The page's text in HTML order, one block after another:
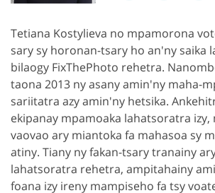
Tetiana Kostylieva no mpamorona
sary sy horonan-tsary ho an'ny saika
bilaogy FixThePhoto rehetra.
taona 2013 ny asany amin'ny maha-
sariitatra azy amin'ny hetsika.
ekipanay mpamoaka lahatsoratra
vaovao ary miantoka fa mahasoa sy
atiny. Tiany ny fakan-tsary tranainy
lahatsoratra rehetra, ampitahainy
foana izy ireny mampiseho fa tsy